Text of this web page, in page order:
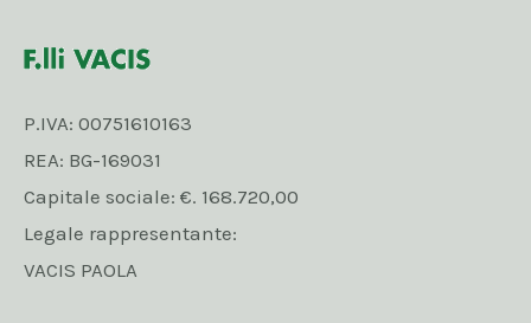
P.IVA: 00751610163
REA: BG-169031
Capitale sociale: €. 168.720,00
Legale rappresentante:
VACIS PAOLA